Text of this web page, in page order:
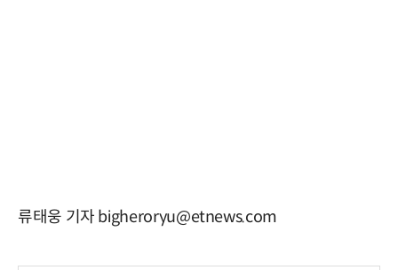
류태웅 기자 bigheroryu@etnews.com